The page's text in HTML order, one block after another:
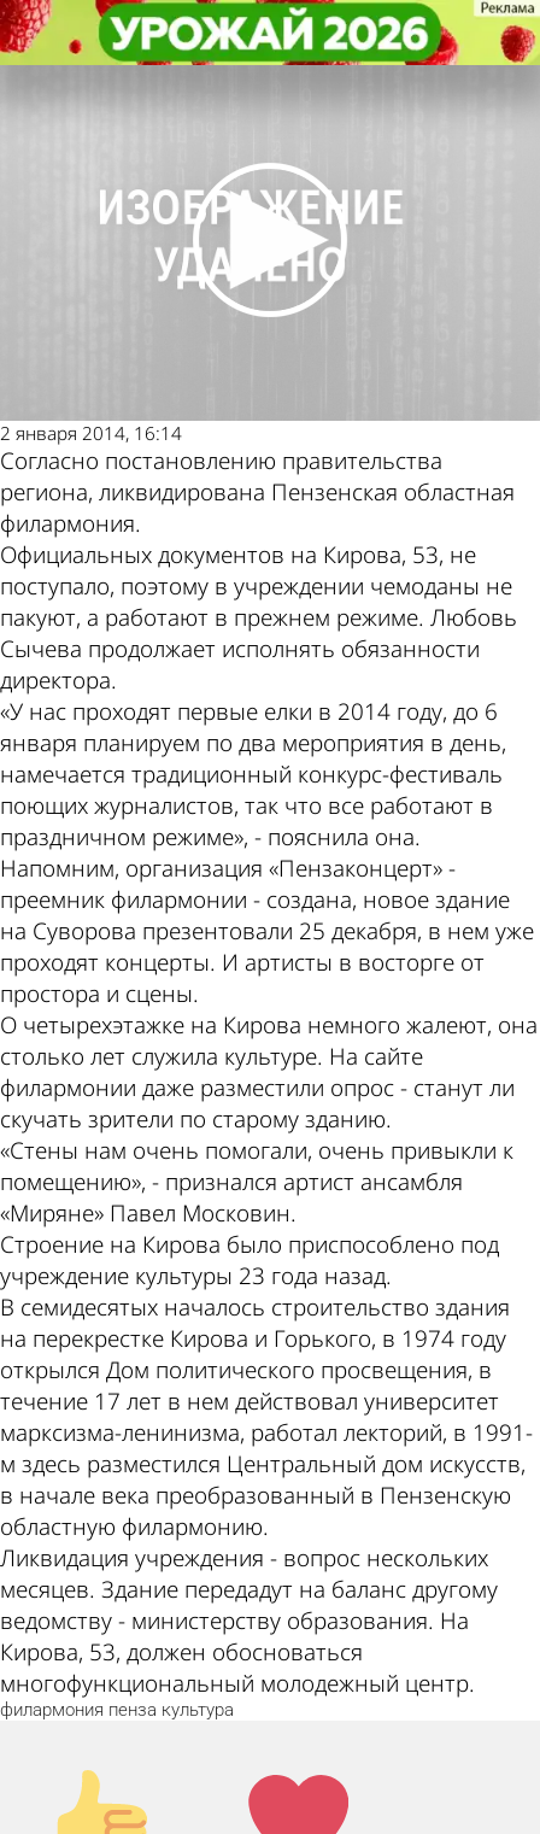
На месте филармонии откроют
молодежный центр
Общество
2 января 2014, 16:14
Согласно постановлению правительства
региона, ликвидирована Пензенская областная
филармония.
Официальных документов на Кирова, 53, не
поступало, поэтому в учреждении чемоданы не
пакуют, а работают в прежнем режиме. Любовь
Сычева продолжает исполнять обязанности
директора.
«У нас проходят первые елки в 2014 году, до 6
января планируем по два мероприятия в день,
намечается традиционный конкурс-фестиваль
поющих журналистов, так что все работают в
праздничном режиме», - пояснила она.
Напомним, организация «Пензаконцерт» -
преемник филармонии - создана, новое здание
на Суворова презентовали 25 декабря, в нем уже
проходят концерты. И артисты в восторге от
простора и сцены.
О четырехэтажке на Кирова немного жалеют, она
столько лет служила культуре. На сайте
филармонии даже разместили опрос - станут ли
скучать зрители по старому зданию.
«Стены нам очень помогали, очень привыкли к
помещению», - признался артист ансамбля
«Миряне» Павел Московин.
Строение на Кирова было приспособлено под
учреждение культуры 23 года назад.
В семидесятых началось строительство здания
на перекрестке Кирова и Горького, в 1974 году
открылся Дом политического просвещения, в
течение 17 лет в нем действовал университет
марксизма-ленинизма, работал лекторий, в 1991-
м здесь разместился Центральный дом искусств,
в начале века преобразованный в Пензенскую
областную филармонию.
Ликвидация учреждения - вопрос нескольких
месяцев. Здание передадут на баланс другому
ведомству - министерству образования. На
Кирова, 53, должен обосноваться
многофункциональный молодежный центр.
филармония пенза культура
Палец
вверх!
Лайк!
На месте филармонии откроют
молодежный центр
Общество
Другие новости
по теме
Погода и курсы
валют в Пензе